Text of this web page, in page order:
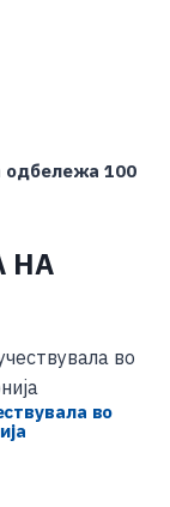
одбележа 100
НА
во